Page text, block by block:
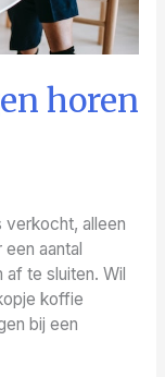
horen
verkocht, alleen
aantal
te sluiten. Wil
koffie
bij een